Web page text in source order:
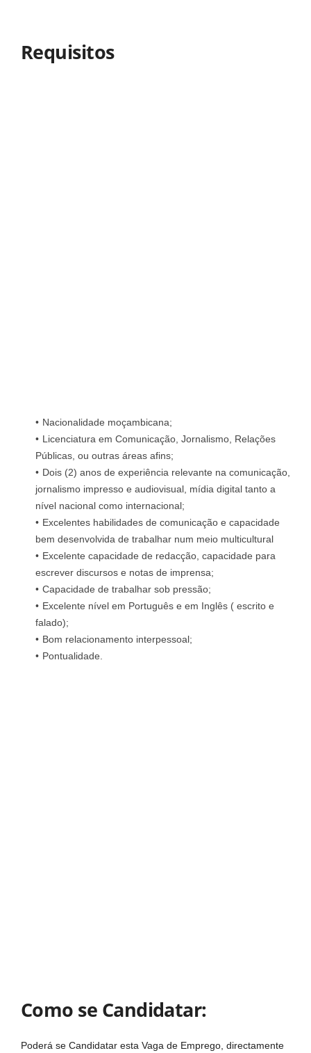
Requisitos
Nacionalidade moçambicana;
Licenciatura em Comunicação, Jornalismo, Relações
Públicas, ou outras áreas afins;
Dois (2) anos de experiência relevante na comunicação,
jornalismo impresso e audiovisual, mídia digital tanto a
nível nacional como internacional;
Excelentes habilidades de comunicação e capacidade
bem desenvolvida de trabalhar num meio multicultural
Excelente capacidade de redacção, capacidade para
escrever discursos e notas de imprensa;
Capacidade de trabalhar sob pressão;
Excelente nível em Português e em Inglês ( escrito e
falado);
Bom relacionamento interpessoal;
Pontualidade.
Como se Candidatar:
Poderá se Candidatar esta Vaga de Emprego, directamente